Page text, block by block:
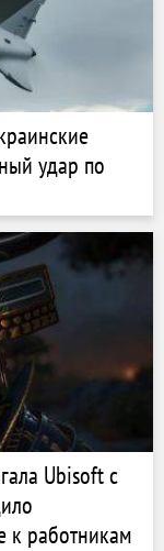
удар по
Ubisoft с
к работникам